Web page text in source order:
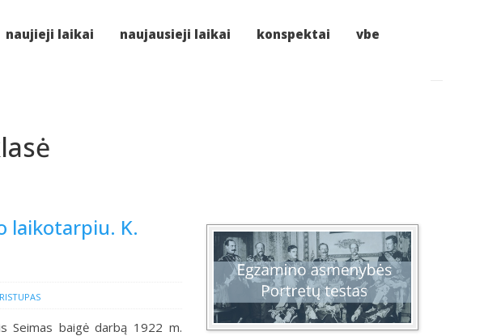
naujieji laikai naujausieji laikai konspektai vbe
laikotarpiu. K.
Seimas baigė darbą 1922 m.